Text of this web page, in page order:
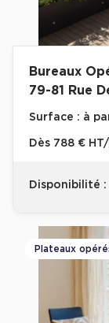
Bureaux
79-81 Rue
Surface : à
Dès 788 €
Disponibilité :
Plateaux